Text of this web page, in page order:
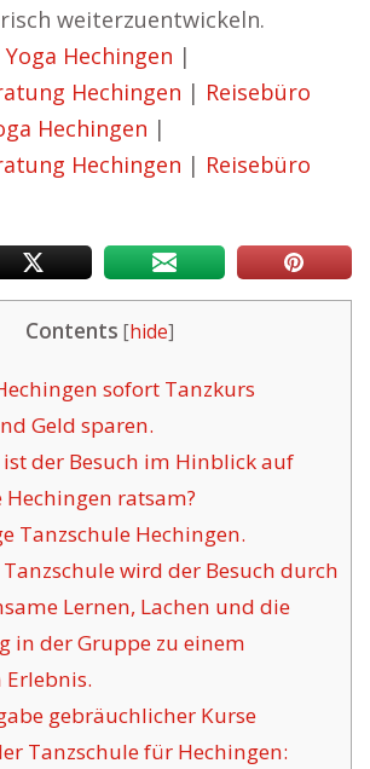
weiterzuentwickeln.
Yoga Hechingen |
Hechingen | Reisebüro
Hechingen |
Hechingen | Reisebüro
Contents [hide]
sofort Tanzkurs
Geld sparen.
der Besuch im Hinblick auf
Hechingen ratsam?
Tanzschule Hechingen.
wird der Besuch durch
Lernen, Lachen und die
in der Gruppe zu einem
gebräuchlicher Kurse
Tanzschule für Hechingen: